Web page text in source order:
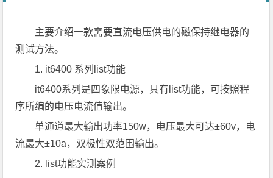
主要介绍一款需要直流电压供电的磁保持继电器的
测试方法。
1. it6400 系列list功能
it6400系列是四象限电源，具有list功能，可按照程
序所编的电压电流值输出。
单通道最大输出功率150w，电压最大可达±60v，电
流最大±10a，双极性双范围输出。
2. list功能实测案例